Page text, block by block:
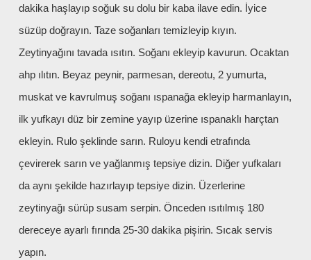
dakika haşlayıp soğuk su dolu bir kaba ilave edin. İyice
süzüp doğrayın. Taze soğanları temizleyip kıyın.
Zeytinyağını tavada ısıtın. Soğanı ekleyip kavurun. Ocaktan
ahp ılıtın. Beyaz peynir, parmesan, dereotu, 2 yumurta,
muskat ve kavrulmuş soğanı ıspanağa ekleyip harmanlayın,
ilk yufkayı düz bir zemine yayıp üzerine ıspanaklı harçtan
ekleyin. Rulo şeklinde sarın. Ruloyu kendi etrafında
çevirerek sarın ve yağlanmış tepsiye dizin. Diğer yufkaları
da aynı şekilde hazırlayıp tepsiye dizin. Üzerlerine
zeytinyağı sürüp susam serpin. Önceden ısıtılmış 180
dereceye ayarlı fırında 25-30 dakika pişirin. Sıcak servis
yapın.